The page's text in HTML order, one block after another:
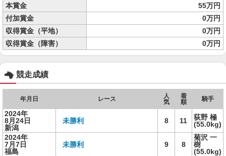
本賞金
55万円
付加賞金
0万円
収得賞金（平地）
0万円
収得賞金（障害）
0万円
競走成績
年月日 レース
人
気
着
順
騎手
2024年
8月24日
新潟
未勝利 8 11
荻野 極
(55.0kg)
2024年
7月7日
福島
未勝利 9 8
菊沢 一
樹
(55.0kg)